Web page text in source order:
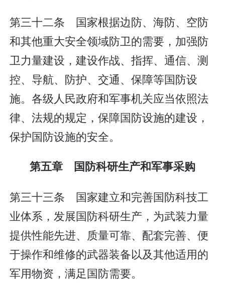
第三十二条 国家根据边防、海防、空防
和其他重大安全领域防卫的需要，加强防
卫力量建设，建设作战、指挥、通信、测
控、导航、防护、交通、保障等国防设
施。各级人民政府和军事机关应当依照法
律、法规的规定，保障国防设施的建设，
保护国防设施的安全。
第五章 国防科研生产和军事采购
第三十三条 国家建立和完善国防科技工
业体系，发展国防科研生产，为武装力量
提供性能先进、质量可靠、配套完善、便
于操作和维修的武器装备以及其他适用的
军用物资，满足国防需要。